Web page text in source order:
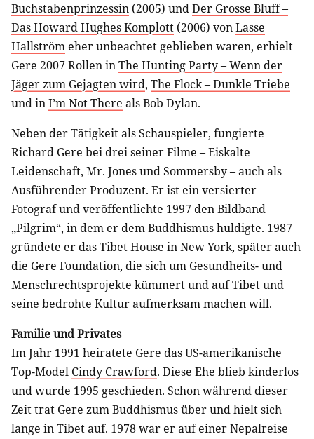
Buchstabenprinzessin (2005) undDer Grosse Bluff –
Das Howard Hughes Komplott (2006) vonLasse
Hallström eher unbeachtet geblieben waren, erhielt
Gere 2007 Rollen inThe Hunting Party – Wenn der
Jäger zum Gejagten wird, The Flock – Dunkle Triebe
und inI’m Not There als Bob Dylan.
Neben der Tätigkeit als Schauspieler, fungierte
Richard Gere bei drei seiner Filme – Eiskalte
Leidenschaft, Mr. Jones und Sommersby – auch als
Ausführender Produzent. Er ist ein versierter
Fotograf und veröffentlichte 1997 den Bildband
„Pilgrim“, in dem er dem Buddhismus huldigte. 1987
gründete er das Tibet House in New York, später auch
die Gere Foundation, die sich um Gesundheits- und
Menschrechtsprojekte kümmert und auf Tibet und
seine bedrohte Kultur aufmerksam machen will.
Familie und Privates
Im Jahr 1991 heiratete Gere das US-amerikanische
Top-Model Cindy Crawford. Diese Ehe blieb kinderlos
und wurde 1995 geschieden. Schon während dieser
Zeit trat Gere zum Buddhismus über und hielt sich
lange in Tibet auf. 1978 war er auf einer Nepalreise